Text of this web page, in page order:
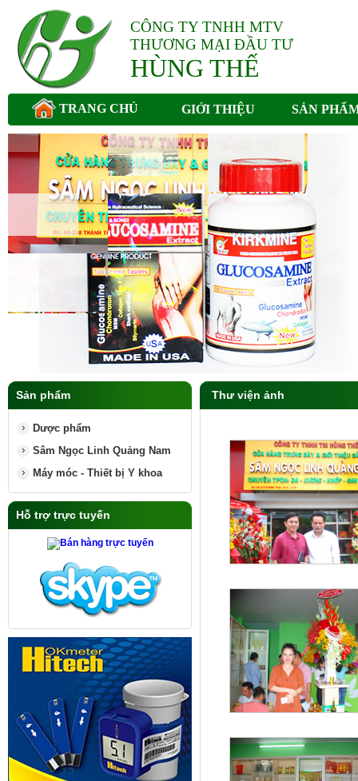
CÔNG TY TNHH MTV
THƯƠNG MẠI ĐẦU TƯ
HÙNG THẾ
TRANG CHỦ GIỚI THIỆU SẢN
Sản phẩm
Dược phẩm
Sâm Ngọc Linh Quảng Nam
Máy móc - Thiết bị Y khoa
Hỗ trợ trực tuyến
Thư viện ảnh